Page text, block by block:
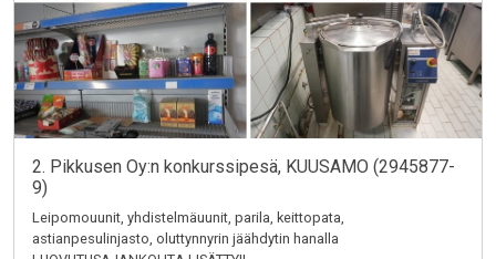
2. Pikkusen Oy:n konkurssipesä, KUUSAMO (2945877-
9)
Leipomouunit, yhdistelmäuunit, parila, keittopata,
astianpesulinjasto, oluttynnyrin jäähdytin hanalla